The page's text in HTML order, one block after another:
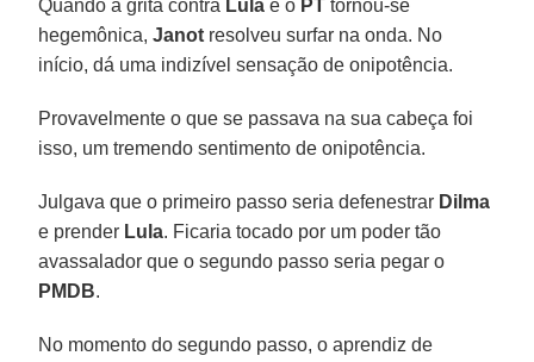
Quando a grita contra Lula e o PT tornou-se
hegemônica,Janot resolveu surfar na onda. No
início, dá uma indizível sensação de onipotência.
Provavelmente o que se passava na sua cabeça foi
isso, um tremendo sentimento de onipotência.
Julgava que o primeiro passo seria defenestrar Dilma
e prender Lula. Ficaria tocado por um poder tão
avassalador que o segundo passo seria pegar o
PMDB.
No momento do segundo passo, o aprendiz de